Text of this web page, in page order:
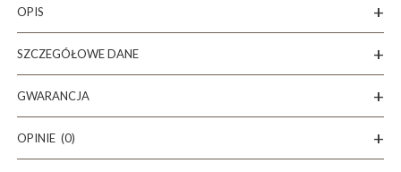
OPIS
SZCZEGÓŁOWE DANE
GWARANCJA
OPINIE (0)